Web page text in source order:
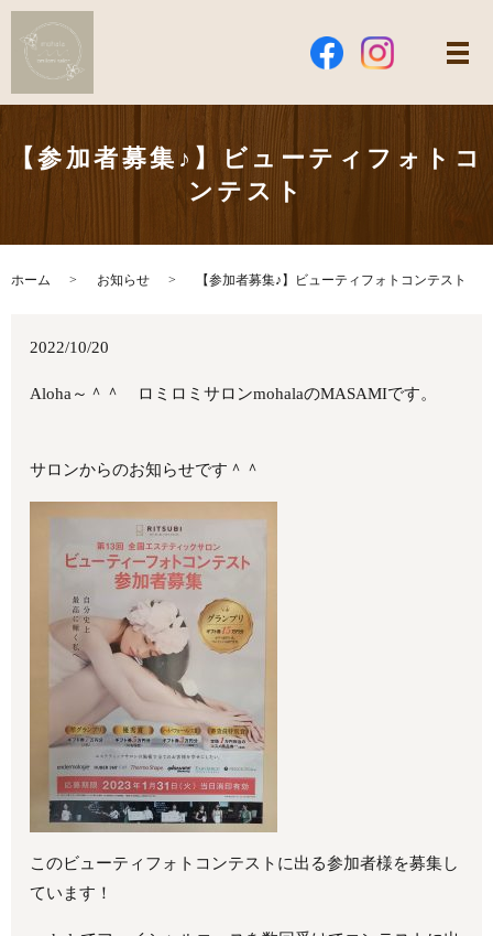
【参加者募集♪】ビューティフォトコ
ンテスト
ホーム お知らせ 【参加者募集♪】ビューティフォトコンテスト
2022/10/20
Aloha～＾＾ ロミロミサロンmohalaのMASAMIです。
サロンからのお知らせです＾＾
このビューティフォトコンテストに出る参加者様を募集し
ています！